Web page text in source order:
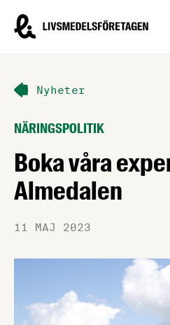
Livsmedelsföretagen – till
Nyheter
NÄRINGSPOLITIK
Boka våra
Almedalen
11 MAJ 2023